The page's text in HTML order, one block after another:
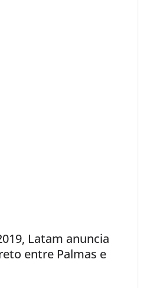
Latam anuncia
entre Palmas e